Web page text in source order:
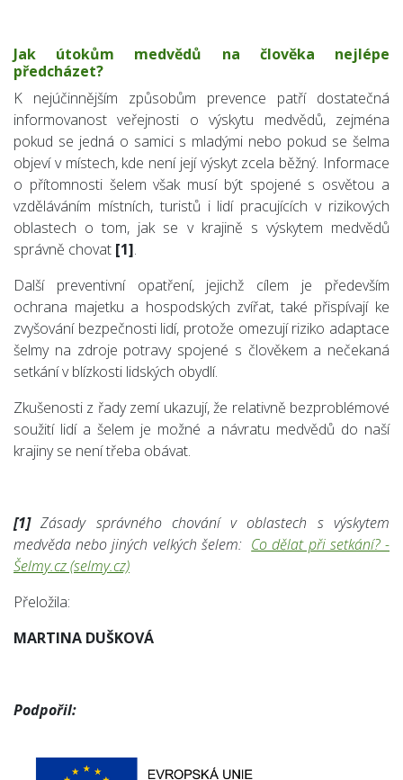
Jak útokům medvědů na člověka nejlépe
předcházet?
K nejúčinnějším způsobům prevence patří dostatečná
informovanost veřejnosti o výskytu medvědů, zejména
pokud se jedná o samici s mladými nebo pokud se šelma
objeví v místech, kde není její výskyt zcela běžný. Informace
o přítomnosti šelem však musí být spojené s osvětou a
vzděláváním místních, turistů i lidí pracujících v rizikových
oblastech o tom, jak se v krajině s výskytem medvědů
správně chovat [1].
Další preventivní opatření, jejichž cílem je především
ochrana majetku a hospodských zvířat, také přispívají ke
zvyšování bezpečnosti lidí, protože omezují riziko adaptace
šelmy na zdroje potravy spojené s člověkem a nečekaná
setkání v blízkosti lidských obydlí.
Zkušenosti z řady zemí ukazují, že relativně bezproblémové
soužití lidí a šelem je možné a návratu medvědů do naší
krajiny se není třeba obávat.
[1]Zásady správného chování v oblastech s výskytem
medvěda nebo jiných velkých šelem: Co dělat při setkání? -
Šelmy.cz (selmy.cz)
Přeložila:
MARTINA DUŠKOVÁ
Podpořil: